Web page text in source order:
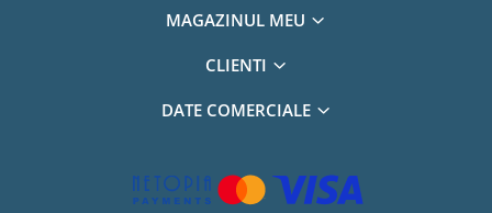
MAGAZINUL MEU
CLIENTI
DATE COMERCIALE